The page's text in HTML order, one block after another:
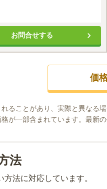
お問合せする
価
ることがあり、実際と異なる
が一部含まれています。最新
法
方法に対応しています。